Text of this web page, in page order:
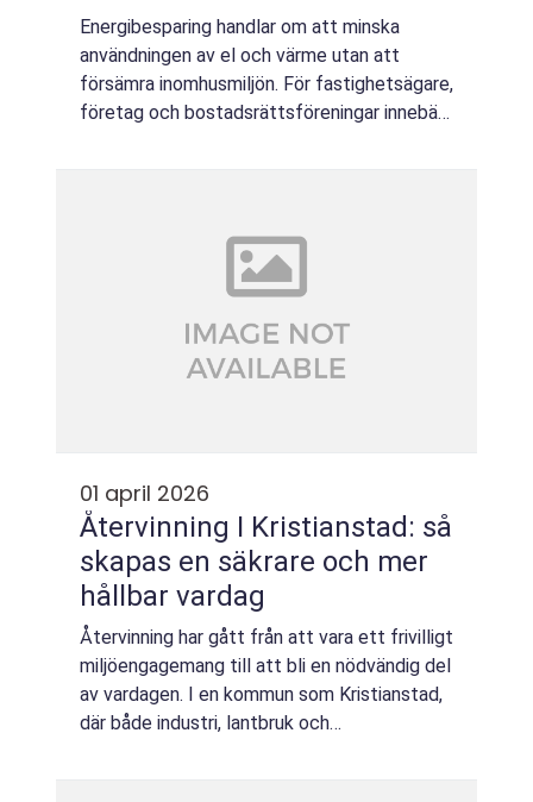
Energibesparing handlar om att minska
användningen av el och värme utan att
försämra inomhusmiljön. För fastighetsägare,
företag och bostadsrättsföreningar innebär
01 april 2026
Återvinning I Kristianstad: så
skapas en säkrare och mer
hållbar vardag
Återvinning har gått från att vara ett frivilligt
miljöengagemang till att bli en nödvändig del
av vardagen. I en kommun som Kristianstad,
där både industri, lantbruk och